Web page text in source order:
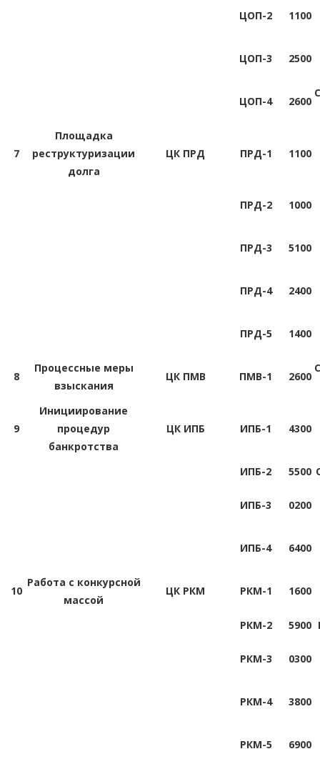
ЦОП-2 1100
ЦОП-3 2500
ЦОП-4 2600
7
Площадка
реструктуризации
долга
ЦК ПРД ПРД-1 1100
ПРД-2 1000
ПРД-3 5100
ПРД-4 2400
ПРД-5 1400
8
Процессные меры
взыскания
ЦК ПМВ ПМВ-1 2600
9
Инициирование
процедур
банкротства
ЦК ИПБ ИПБ-1 4300
ИПБ-2 5500
ИПБ-3 0200
ИПБ-4 6400
10
Работа с конкурсной
массой
ЦК РКМ РКМ-1 1600
РКМ-2 5900
РКМ-3 0300
РКМ-4 3800
РКМ-5 6900